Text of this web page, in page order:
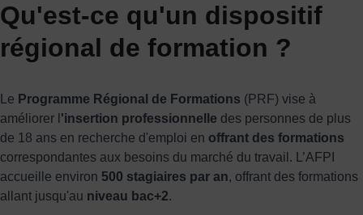
Qu'est-ce qu'un dispositif
régional de formation ?
Le Programme Régional de Formations (PRF) vise à
améliorer l 'insertion professionnelle des personnes de plus
de 18 ans en recherche d'emploi en offrant des formations
correspondantes aux besoins du marché du travail. L’AFPI
accueille environ 500 stagiaires par an, offrant des formations
allant jusqu'au niveau bac+2.